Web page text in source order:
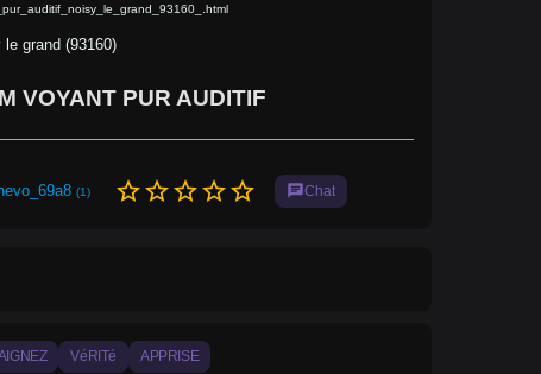
le grand (93160)
VOYANT PUR AUDITIF
(1) star_borderstar_borderstar_borderstar_borderstar_border chatChat
VéRITé APPRISE